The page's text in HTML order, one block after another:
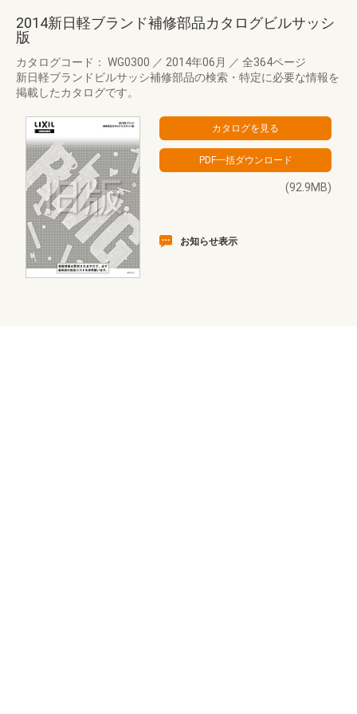
2014新日軽ブランド補修部品カタログビルサッシ
版
カタログコード： WG0300 ／ 2014年06月 ／ 全364ページ
新日軽ブランドビルサッシ補修部品の検索・特定に必要な情報を
掲載したカタログです。
(92.9MB)
お知らせ表示